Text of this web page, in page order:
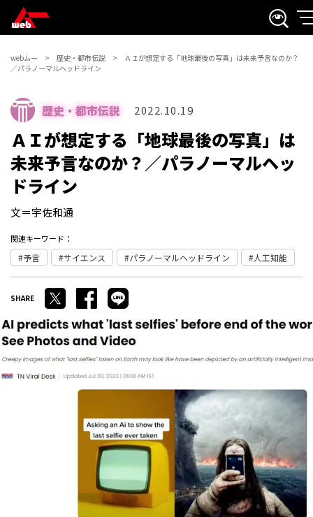
webムー 歴史・都市伝説
ＡＩが想定する「地球最後の写真」は未来予言なのか？
／パラノーマルヘッドライン
歴史・都市伝説 2022.10.19
ＡＩが想定する「地球最後の写真」は
未来予言なのか？／パラノーマルヘッ
ドライン
文＝宇佐和通
関連キーワード：
予言 サイエンス パラノーマルヘッドライン 人工知能